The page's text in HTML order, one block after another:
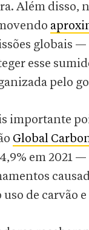
Além disso,
globais
esse
pelo
importante
Global
em 2021
uso de carvão